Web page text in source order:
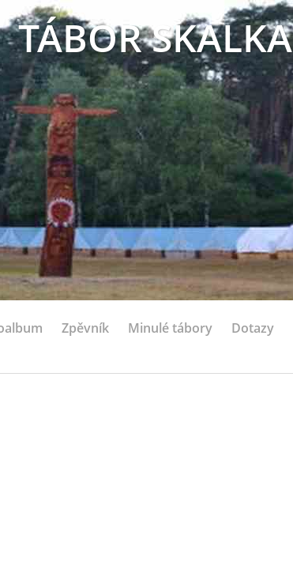
TÁBOR SKALKA
Zpěvník Minulé tábory Dotazy